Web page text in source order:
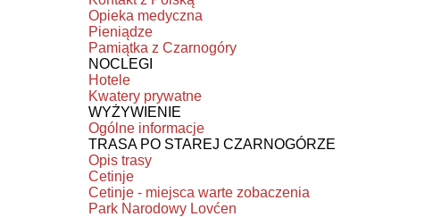
Opieka medyczna
Pieniądze
Pamiątka z Czarnogóry
NOCLEGI
Hotele
Kwatery prywatne
WYŻYWIENIE
Ogólne informacje
TRASA PO STAREJ CZARNOGÓRZE
Opis trasy
Cetinje
Cetinje - miejsca warte zobaczenia
Park Narodowy Lovćen